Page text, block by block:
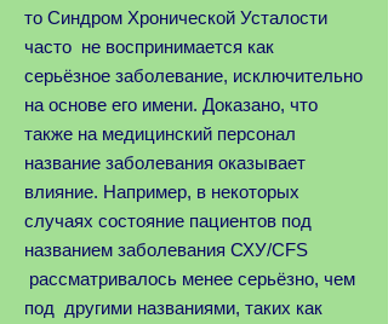
то Синдром Хронической Усталости
часто не воспринимается как
серьёзное заболевание, исключительно
на основе его имени. Доказано, что
также на медицинский персонал
название заболевания оказывает
влияние. Например, в некоторых
случаях состояние пациентов под
названием заболевания СХУ/CFS
рассматривалось менее серьёзно, чем
под другими названиями, таких как